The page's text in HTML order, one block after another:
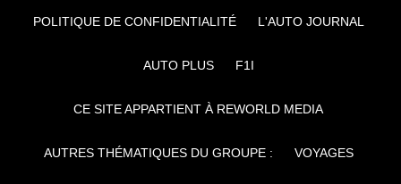
POLITIQUE DE CONFIDENTIALITÉ L'AUTO JOURNAL
AUTO PLUS F1I
CE SITE APPARTIENT À REWORLD MEDIA
AUTRES THÉMATIQUES DU GROUPE : VOYAGES